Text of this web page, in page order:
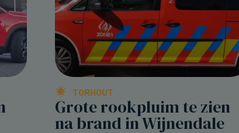
TORHOUT
Grote rookpluim te zien
na brand in Wijnendale